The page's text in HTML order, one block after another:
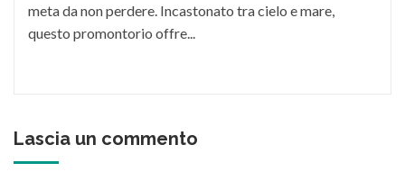
meta da non perdere. Incastonato tra cielo e mare,
questo promontorio offre...
Lascia un commento